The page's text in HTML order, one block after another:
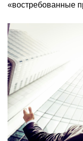
«востребованные